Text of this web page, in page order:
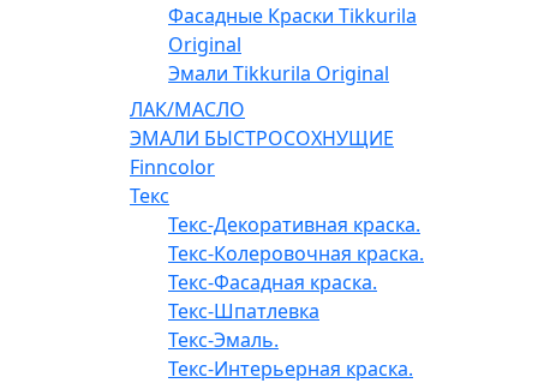
Фасадные Краски Tikkurila
Original
Эмали Tikkurila Original
ЛАК/МАСЛО
ЭМАЛИ БЫСТРОСОХНУЩИЕ
Finncolor
Текс
Текс-Декоративная краска.
Текс-Колеровочная краска.
Текс-Фасадная краска.
Текс-Шпатлевка
Текс-Эмаль.
Текс-Интерьерная краска.